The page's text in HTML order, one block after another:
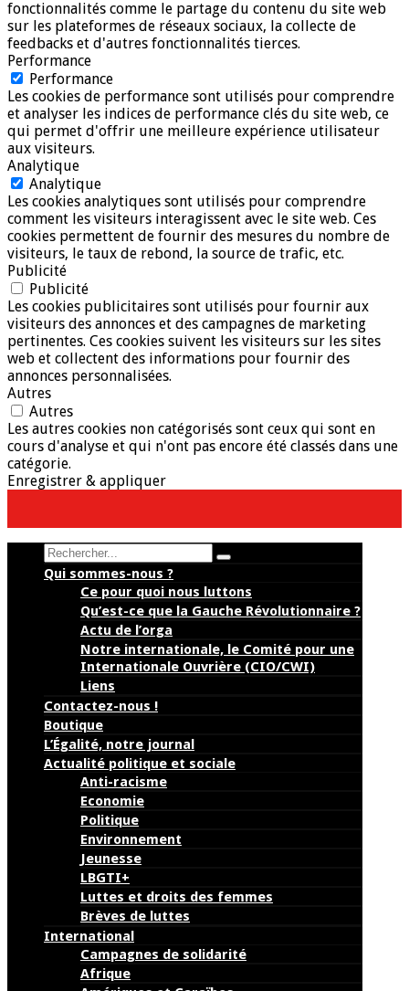
fonctionnalités comme le partage du contenu du site web
sur les plateformes de réseaux sociaux, la collecte de
feedbacks et d'autres fonctionnalités tierces.
Performance
Performance
Les cookies de performance sont utilisés pour comprendre
et analyser les indices de performance clés du site web, ce
qui permet d'offrir une meilleure expérience utilisateur
aux visiteurs.
Analytique
Analytique
Les cookies analytiques sont utilisés pour comprendre
comment les visiteurs interagissent avec le site web. Ces
cookies permettent de fournir des mesures du nombre de
visiteurs, le taux de rebond, la source de trafic, etc.
Publicité
Publicité
Les cookies publicitaires sont utilisés pour fournir aux
visiteurs des annonces et des campagnes de marketing
pertinentes. Ces cookies suivent les visiteurs sur les sites
web et collectent des informations pour fournir des
annonces personnalisées.
Autres
Autres
Les autres cookies non catégorisés sont ceux qui sont en
cours d'analyse et qui n'ont pas encore été classés dans une
catégorie.
Enregistrer & appliquer
Search
Qui sommes-nous ?
Ce pour quoi nous luttons
Qu’est-ce que la Gauche Révolutionnaire ?
Actu de l’orga
Notre internationale, le Comité pour une
Internationale Ouvrière (CIO/CWI)
Liens
Contactez-nous !
Boutique
L’Égalité, notre journal
Actualité politique et sociale
Anti-racisme
Economie
Politique
Environnement
Jeunesse
LBGTI+
Luttes et droits des femmes
Brèves de luttes
International
Campagnes de solidarité
Afrique